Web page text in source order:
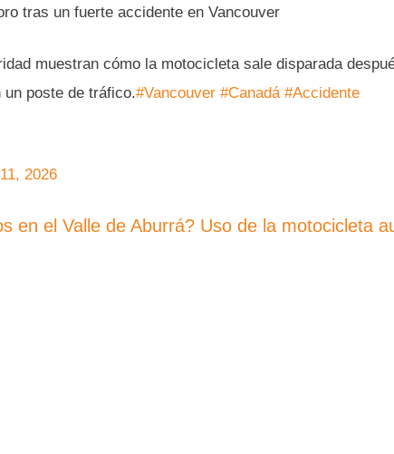
tras un fuerte accidente en Vancouver
muestran cómo la motocicleta sale disparada
poste de tráfico.#Vancouver #Canadá #Accidente
2026
en el Valle de Aburrá? Uso de la motocicleta